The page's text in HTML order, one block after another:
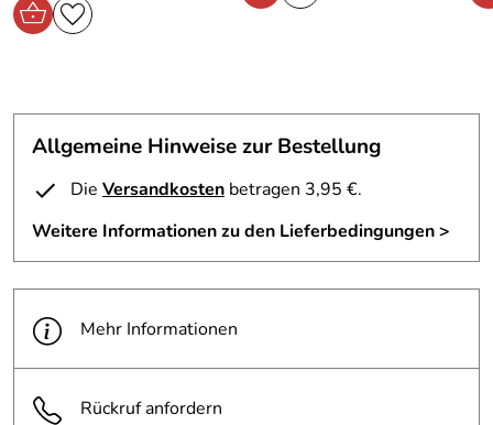
Allgemeine Hinweise zur Bestellung
Die Versandkosten betragen 3,95 €.
Weitere Informationen zu den Lieferbedingungen >
Mehr Informationen
Rückruf anfordern